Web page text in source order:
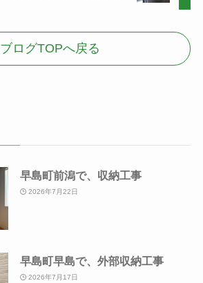
ブログTOPへ戻る
早島町前潟で、収納工事
2026年7月22日
早島町早島で、外部収納工事
2026年7月17日